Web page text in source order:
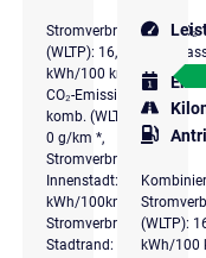
Stromverbrauch
(WLTP): 16,2
kWh/100 km *,
CO₂-Emissionen
komb. (WLTP):
0 g/km *,
Stromverbrauch
Innenstadt: 12
kWh/100km *,
Stromverbrauch
Stadtrand: 12,8
CO₂-
(WLTP):
kWh/100